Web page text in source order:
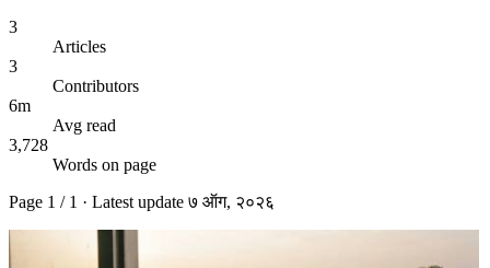
3
Articles
3
Contributors
6m
Avg read
3,728
Words on page
Page 1 / 1 · Latest update ७ ऑग, २०२६